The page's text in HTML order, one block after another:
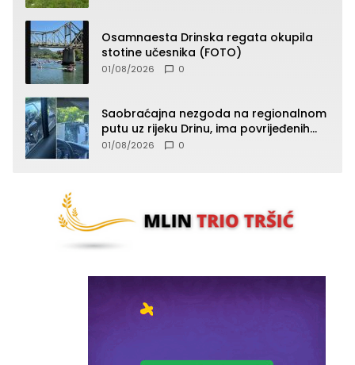
Osamnaesta Drinska regata okupila
stotine učesnika (FOTO)
01/08/2026 0
Saobraćajna nezgoda na regionalnom
putu uz rijeku Drinu, ima povrijeđenih
lica (FOTO)
01/08/2026 0